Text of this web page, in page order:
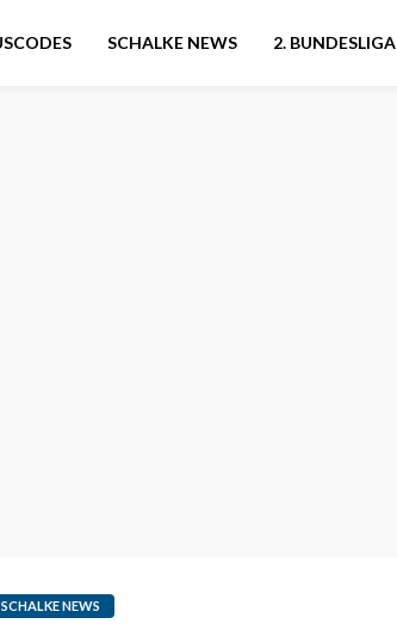
SCHALKE NEWS 2. BUNDESLIGA
SCHALKE NEWS